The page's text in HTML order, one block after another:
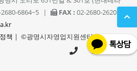
6864~5 | FAX : 02-2680-2620
책 | ©광명시자영업지원센터